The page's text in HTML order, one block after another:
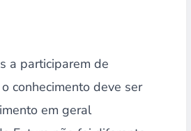
a participarem de
conhecimento deve ser
em geral